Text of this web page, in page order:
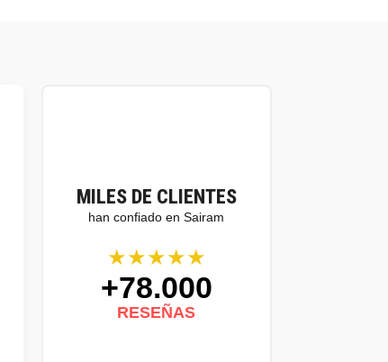
MILES DE CLIENTES
han confiado en Sairam
★★★★★
+78.000
RESEÑAS